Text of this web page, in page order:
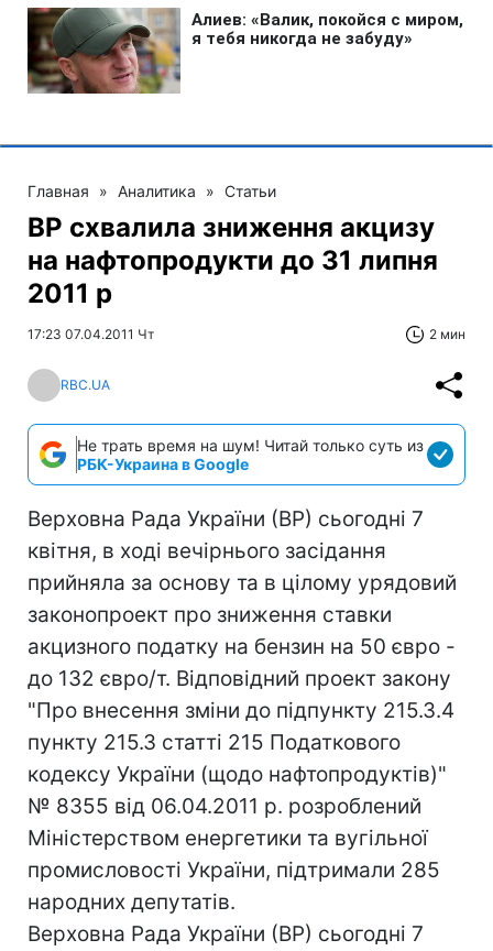
Главная » Аналитика » Статьи
ВР схвалила зниження акцизу
на нафтопродукти до 31 липня
2011 р
17:23 07.04.2011 Чт 2 мин
RBC.UA
Не трать время на шум! Читай только суть из
РБК-Украина в Google
Верховна Рада України (ВР) сьогодні 7
квітня, в ході вечірнього засідання
прийняла за основу та в цілому урядовий
законопроект про зниження ставки
акцизного податку на бензин на 50 євро -
до 132 євро/т. Відповідний проект закону
"Про внесення зміни до підпункту 215.3.4
пункту 215.3 статті 215 Податкового
кодексу України (щодо нафтопродуктів)"
№ 8355 від 06.04.2011 р. розроблений
Міністерством енергетики та вугільної
промисловості України, підтримали 285
народних депутатів.
Верховна Рада України (ВР) сьогодні 7